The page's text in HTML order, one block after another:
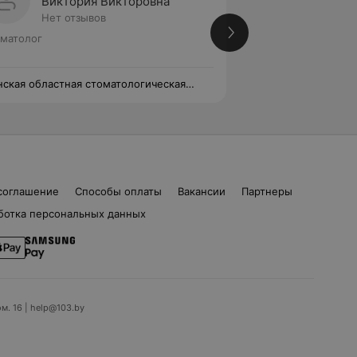
Нет отзывов
областная стоматологическая
Способы оплаты Вакансии
Партнеры
персональных данных
16 | help@103.by